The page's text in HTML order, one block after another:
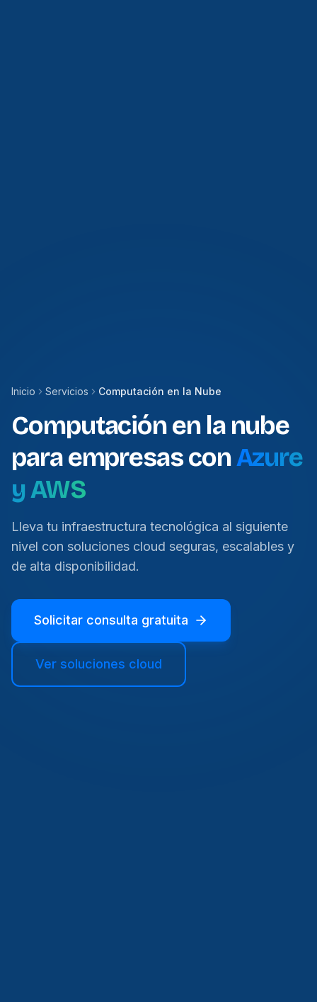
Inicio Servicios Computación en la Nube
Computación en la nube
para empresas conAzure
y AWS
Lleva tu infraestructura tecnológica al siguiente
nivel con soluciones cloud seguras, escalables y
de alta disponibilidad.
Solicitar consulta gratuita
Ver soluciones cloud